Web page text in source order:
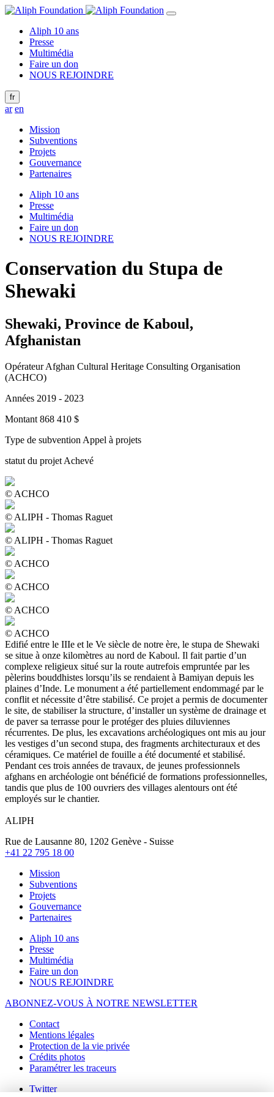
Aliph 10 ans
Presse
Multimédia
Faire un don
NOUS REJOINDRE
fr
ar en
Mission
Subventions
Projets
Gouvernance
Partenaires
Aliph 10 ans
Presse
Multimédia
Faire un don
NOUS REJOINDRE
Conservation du Stupa de
Shewaki
Shewaki, Province de Kaboul,
Afghanistan
Opérateur Afghan Cultural Heritage Consulting Organisation
(ACHCO)
Années 2019 - 2023
Montant 868 410 $
Type de subvention Appel à projets
statut du projet Achevé
© ACHCO
© ALIPH - Thomas Raguet
© ALIPH - Thomas Raguet
© ACHCO
© ACHCO
© ACHCO
© ACHCO
Edifié entre le IIIe et le Ve siècle de notre ère, le stupa de Shewaki
se situe à onze kilomètres au nord de Kaboul. Il fait partie d’un
complexe religieux situé sur la route autrefois empruntée par les
pèlerins bouddhistes lorsqu’ils se rendaient à Bamiyan depuis les
plaines d’Inde. Le monument a été partiellement endommagé par le
conflit et nécessite d’être stabilisé. Ce projet a permis de documenter
le site, de stabiliser la structure, d’installer un système de drainage et
de paver sa terrasse pour le protéger des pluies diluviennes
récurrentes. De plus, les excavations archéologiques ont mis au jour
les vestiges d’un second stupa, des fragments architecturaux et des
céramiques. Ce matériel de fouille a été documenté et stabilisé.
Pendant ces trois années de travaux, de jeunes professionnels
afghans en archéologie ont bénéficié de formations professionnelles,
tandis que plus de 100 ouvriers des villages alentours ont été
employés sur le chantier.
ALIPH
Rue de Lausanne 80, 1202 Genève - Suisse
+41 22 795 18 00
Mission
Subventions
Projets
Gouvernance
Partenaires
Aliph 10 ans
Presse
Multimédia
Faire un don
NOUS REJOINDRE
ABONNEZ-VOUS À NOTRE NEWSLETTER
Contact
Mentions légales
Protection de la vie privée
Crédits photos
Paramétrer les traceurs
Twitter